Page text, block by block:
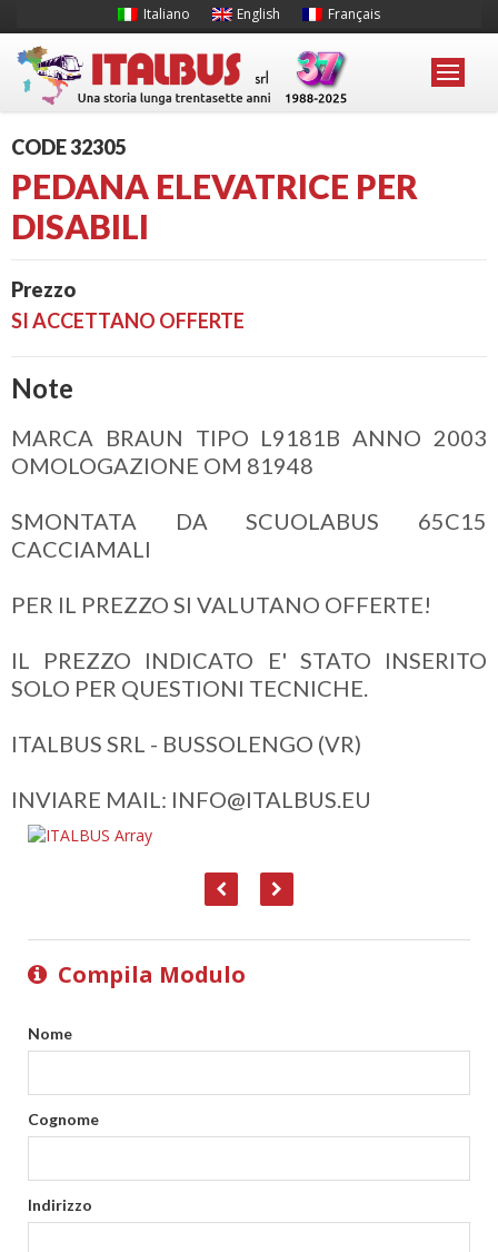
Italiano English Français
CODE 32305
PEDANA ELEVATRICE PER
DISABILI
Prezzo
SI ACCETTANO OFFERTE
Note
MARCA BRAUN TIPO L9181B ANNO 2003
OMOLOGAZIONE OM 81948
SMONTATA DA SCUOLABUS 65C15
CACCIAMALI
PER IL PREZZO SI VALUTANO OFFERTE!
IL PREZZO INDICATO E' STATO INSERITO
SOLO PER QUESTIONI TECNICHE.
ITALBUS SRL - BUSSOLENGO (VR)
INVIARE MAIL: INFO@ITALBUS.EU
Compila Modulo
Nome
Cognome
Indirizzo